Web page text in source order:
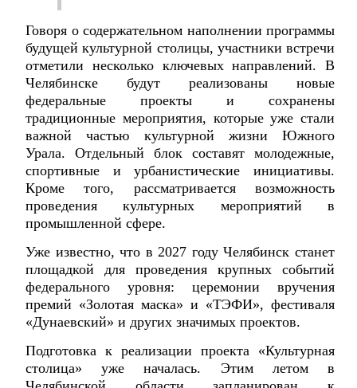
Говоря о содержательном наполнении программы
будущей культурной столицы, участники встречи
отметили несколько ключевых направлений. В
Челябинске будут реализованы новые
федеральные проекты и сохранены
традиционные мероприятия, которые уже стали
важной частью культурной жизни Южного
Урала. Отдельный блок составят молодежные,
спортивные и урбанистические инициативы.
Кроме того, рассматривается возможность
проведения культурных мероприятий в
промышленной сфере.
Уже известно, что в 2027 году Челябинск станет
площадкой для проведения крупных событий
федерального уровня: церемонии вручения
премий «Золотая маска» и «ТЭФИ», фестиваля
«Дунаевский» и других значимых проектов.
Подготовка к реализации проекта «Культурная
столица» уже началась. Этим летом в